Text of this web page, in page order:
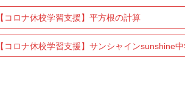
【コロナ休校学習支援】平方根の計算
【コロナ休校学習支援】サンシャインsunshine